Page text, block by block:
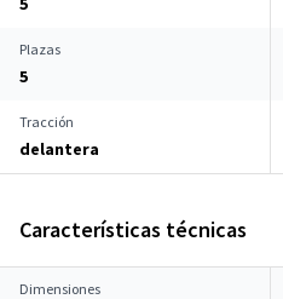
Plazas
5
Tracción
delantera
Características técnicas
Dimensiones